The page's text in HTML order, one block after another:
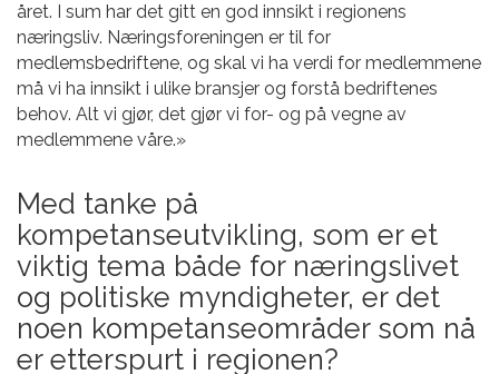
året. I sum har det gitt en god innsikt i regionens
næringsliv. Næringsforeningen er til for
medlemsbedriftene, og skal vi ha verdi for medlemmene
må vi ha innsikt i ulike bransjer og forstå bedriftenes
behov. Alt vi gjør, det gjør vi for- og på vegne av
medlemmene våre.»
Med tanke på
kompetanseutvikling, som er et
viktig tema både for næringslivet
og politiske myndigheter, er det
noen kompetanseområder som nå
er etterspurt i regionen?